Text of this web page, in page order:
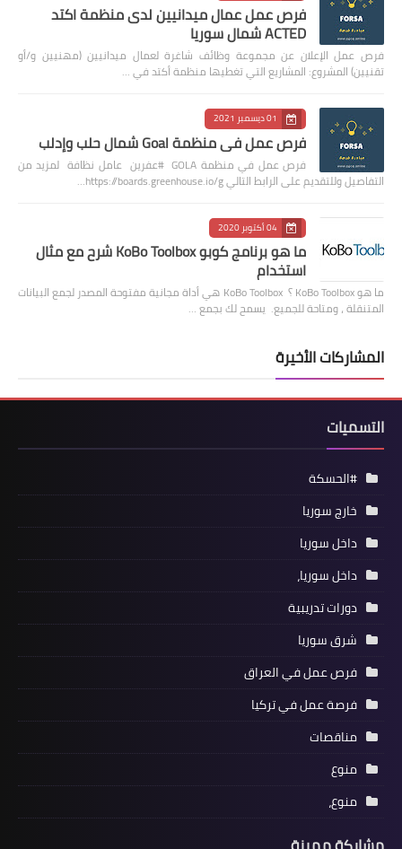
فرص عمل عمال ميدانيين لدى منظمة اكتد
ACTED شمال سوريا
فرص عمل الإعلان عن مجموعة وظائف شاغرة لعمال ميدانيين (مهنيين و/أو
تقنيين) المشروع: المشاريع التي تغطيها منظمة أكتد في …
01 ديسمبر 2021
فرص عمل في منظمة Goal شمال حلب وإدلب
فرص عمل في منظمة GOLA #عفرين عامل نظافة لمزيد من
التفاصيل وللتقديم على الرابط التالي https://boards.greenhouse.io/g…
04 أكتوبر 2020
ما هو برنامج كوبو KoBo Toolbox شرح مع مثال
استخدام
ما هو KoBo Toolbox ؟ KoBo Toolbox هي أداة مجانية مفتوحة المصدر لجمع البيانات
المتنقلة ، ومتاحة للجميع. يسمح لك بجمع …
المشاركات الأخيرة
التسميات
#الحسكة
خارج سوريا
داخل سوريا
داخل سوريا،
دورات تدريبية
شرق سوريا
فرص عمل في العراق
فرصة عمل في تركيا
مناقصات
منوع
منوع،